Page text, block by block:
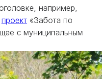
например,
проект «Забота по
с муниципальным